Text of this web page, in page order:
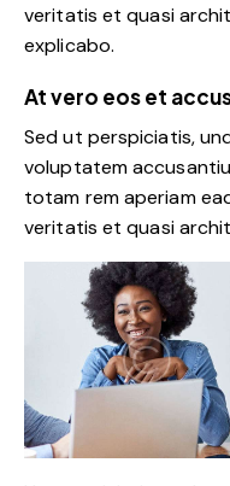
veritatis et quasi
explicabo.
At vero eos et
Sed ut perspiciatis,
voluptatem
totam rem aperiam
veritatis et quasi